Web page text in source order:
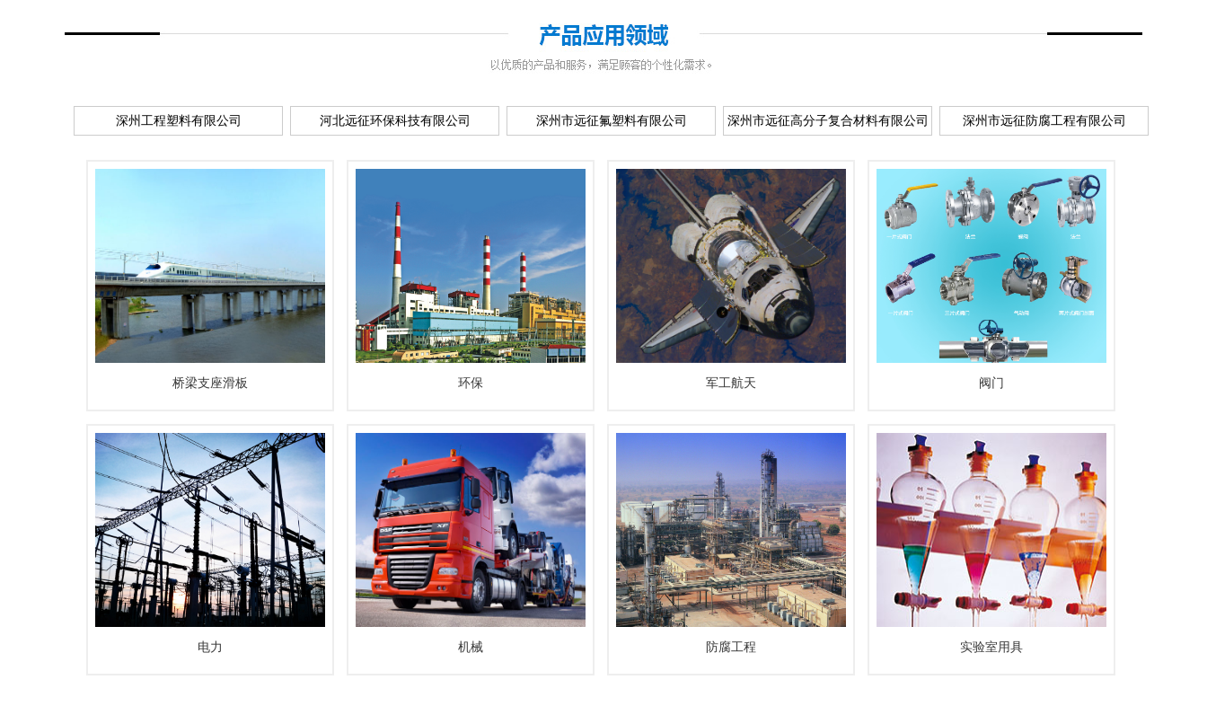
深州工程塑料有限公司 河北远征环保科技有限公司 深州市远征氟塑料有限公司 深州市远征高分子复合材料有限公司 深州市远征防腐工程有限公司
桥梁支座滑板 环保 军工航天 阀门
电力 机械 防腐工程 实验室用具